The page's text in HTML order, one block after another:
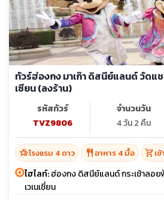
ทัวร์ฮ่องกง มาเก๊า ดิสนีย์แลนด์ วัดแ
เซียน (ลงร้าน)
รหัสทัวร์
TVZ9806
จำนวนวัน
4 วัน 2 คืน
hotel_classโรงแรม 4 ดาว restaurant อาหาร 4 มื้อ shopping_cartเ
ไฮไลท์:ฮ่องกง ดิสนีย์แลนด์ กระเช้าลอ
เวเนเชี่ยน